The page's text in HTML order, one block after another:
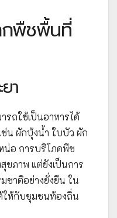
กพืชพื้นที่
า
ถใช้เป็นอาหารได้
น ผักบุ้งน้ำ ใบบัว ผัก
น่อ การบริโภคพืช
สุขภาพ แต่ยังเป็นการ
ชาติอย่างยั่งยืน ใน
ให้กับชุมชนท้องถิ่น